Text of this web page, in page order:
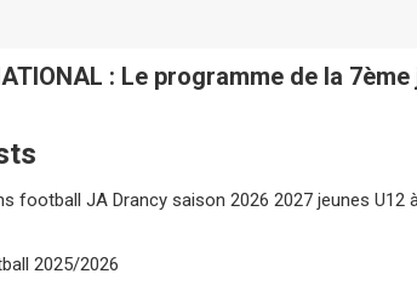
: Le programme de la
2025/2026